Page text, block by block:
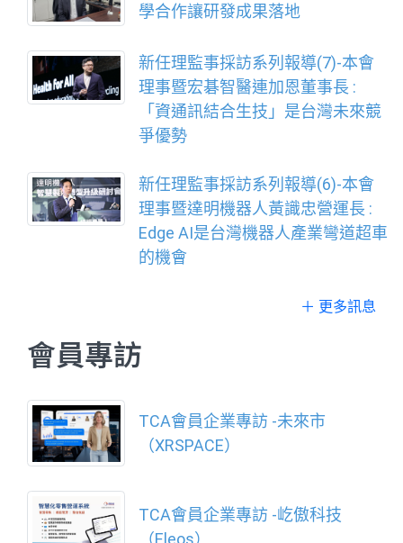
學合作讓研發成果落地
新任理監事採訪系列報導(7)-本會
理事暨宏碁智醫連加恩董事長 :
「資通訊結合生技」是台灣未來競
爭優勢
新任理監事採訪系列報導(6)-本會
理事暨達明機器人黃識忠營運長 :
Edge AI是台灣機器人產業彎道超車
的機會
＋ 更多訊息
會員專訪
TCA會員企業專訪 -未來市
（XRSPACE）
TCA會員企業專訪 -屹傲科技
（Eleos）